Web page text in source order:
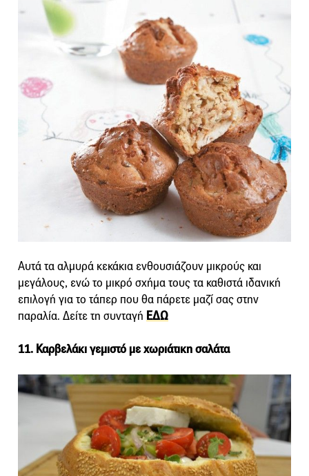
Αυτά τα αλμυρά κεκάκια ενθουσιάζουν μικρούς και
μεγάλους, ενώ το μικρό σχήμα τους τα καθιστά ιδανική
επιλογή για το τάπερ που θα πάρετε μαζί σας στην
παραλία. Δείτε τη συνταγή ΕΔΩ
11. Καρβελάκι γεμιστό με χωριάτικη σαλάτα